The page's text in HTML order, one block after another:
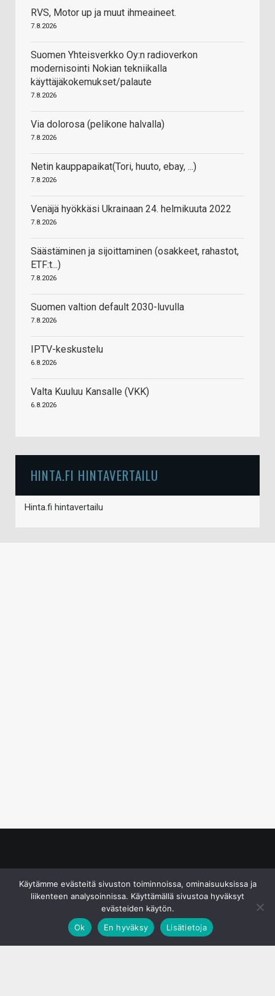
RVS, Motor up ja muut ihmeaineet.
7.8.2026
Suomen Yhteisverkko Oy:n radioverkon
modernisointi Nokian tekniikalla
käyttäjäkokemukset/palaute
7.8.2026
Via dolorosa (pelikone halvalla)
7.8.2026
Netin kauppapaikat(Tori, huuto, ebay, ...)
7.8.2026
Venäjä hyökkäsi Ukrainaan 24. helmikuuta 2022
7.8.2026
Säästäminen ja sijoittaminen (osakkeet, rahastot,
ETF:t...)
7.8.2026
Suomen valtion default 2030-luvulla
7.8.2026
IPTV-keskustelu
6.8.2026
Valta Kuuluu Kansalle (VKK)
6.8.2026
HINTA.FI HINTAVERTAILU
Hinta.fi hintavertailu
Käytämme evästeitä sivuston toiminnoissa, ominaisuuksissa ja
liikenteen analysoinnissa. Käyttämällä sivustoa hyväksyt
evästeiden käytön.
Ok
En hyväksy Lisätietoja